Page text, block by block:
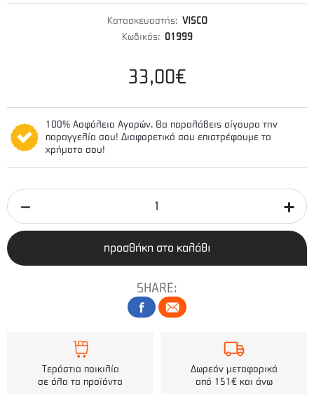
Κατασκευαστής: VISCO
Κωδικός: 01999
33,00€
100% Ασφάλεια Αγορών. Θα παραλάβεις σίγουρα την
παραγγελία σου! Διαφορετικά σου επιστρέφουμε τα
χρήματα σου!
προσθήκη στο καλάθι
SHARE:
Τεράστια ποικιλία
σε όλα τα προϊόντα
Δωρεάν μεταφορικά
από 151€ και άνω